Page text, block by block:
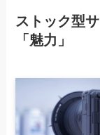
ストック型
「魅力」